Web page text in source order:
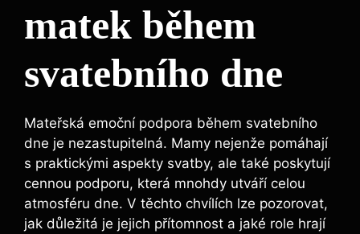
matek během
svatebního dne
Mateřská emoční podpora během svatebního
dne je nezastupitelná. Mamy nejenže pomáhají
s praktickými aspekty svatby, ale také poskytují
cennou podporu, která mnohdy utváří celou
atmosféru dne. V těchto chvílích lze pozorovat,
jak důležitá je jejich přítomnost a jaké role hrají